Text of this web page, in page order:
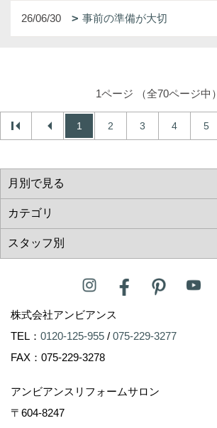
26/06/30 事前の準備が大切
1ページ （全70ページ中）
1 2 3 4 5
株式会社アンビアンス
TEL： 0120-125-955 / 075-229-3277
FAX：075-229-3278
アンビアンスリフォームサロン
〒604-8247